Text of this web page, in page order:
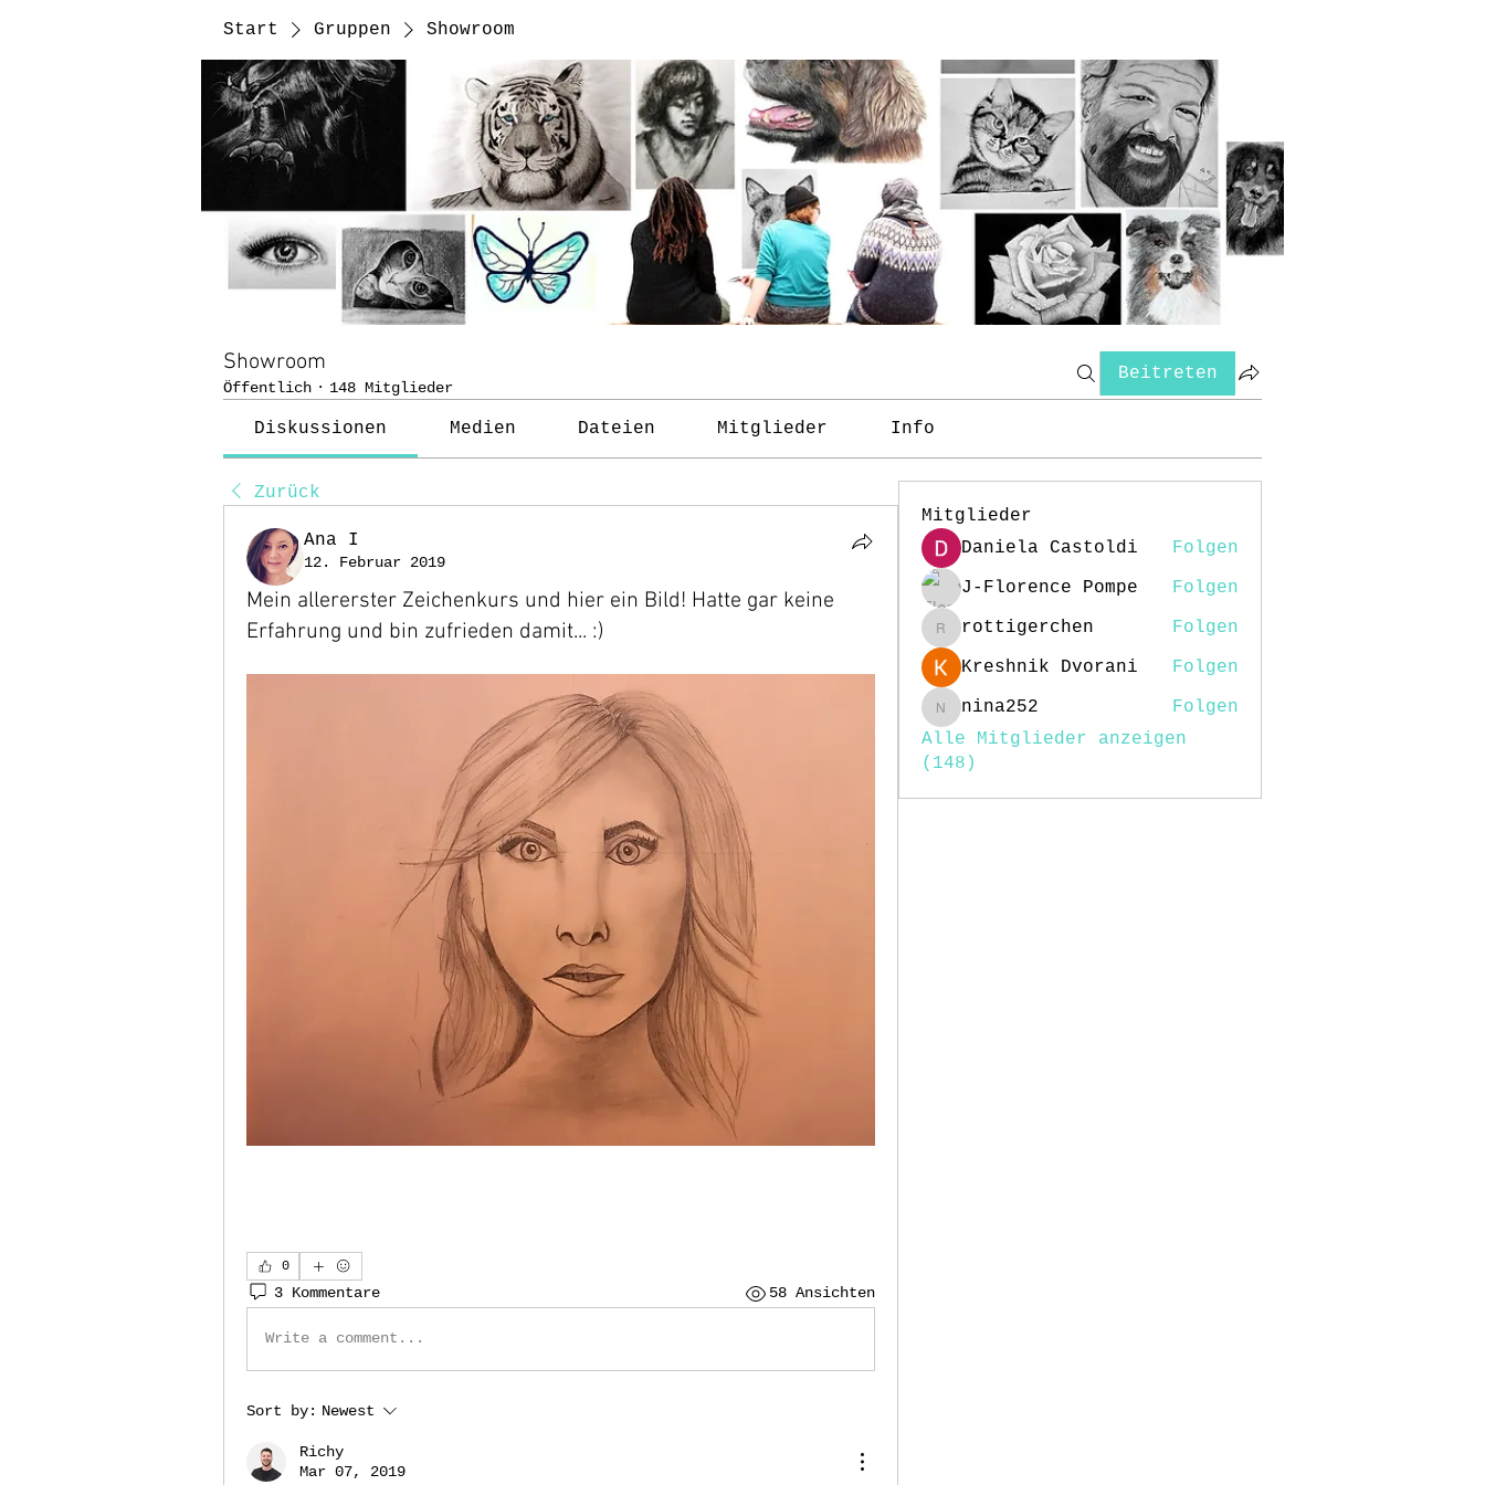
Start Gruppen Showroom
Showroom
Öffentlich · 148 Mitglieder
Beitreten
Diskussionen Medien Dateien Mitglieder Info
Zurück
Ana I
12. Februar 2019
Mein allererster Zeichenkurs und hier ein Bild! Hatte gar keine
Erfahrung und bin zufrieden damit... :)
0
3 Kommentare 58 Ansichten
Write a comment...
Sort by: Newest
Richy
Mar 07, 2019
Mitglieder
Daniela Castoldi
Folgen
J-Florence Pompe
Folgen
rottigerchen
rottigerchen
Folgen
Kreshnik Dvorani
Folgen
nina252
nina252
Folgen
Alle Mitglieder anzeigen
(148)